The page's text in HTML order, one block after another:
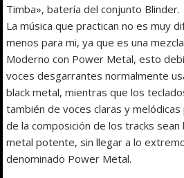
Timba», batería del conjunto Blinder.
La música que practican no es muy
menos para mi, ya que es una
Moderno con Power Metal, esto
voces desgarrantes normalmente
black metal, mientras que los
también de voces claras y
de la composición de los tracks
metal potente, sin llegar a lo
denominado Power Metal.